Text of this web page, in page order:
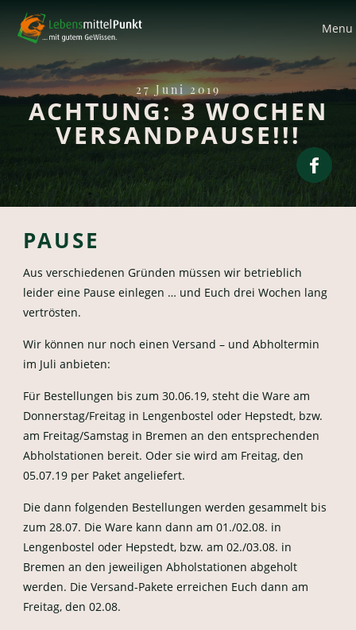
Menu
27 Juni 2019
ACHTUNG: 3 WOCHEN
VERSANDPAUSE!!!
PAUSE
Aus verschiedenen Gründen müssen wir betrieblich
leider eine Pause einlegen … und Euch drei Wochen lang
vertrösten.
Wir können nur noch einen Versand – und Abholtermin
im Juli anbieten:
Für Bestellungen bis zum 30.06.19, steht die Ware am
Donnerstag/Freitag in Lengenbostel oder Hepstedt, bzw.
am Freitag/Samstag in Bremen an den entsprechenden
Abholstationen bereit. Oder sie wird am Freitag, den
05.07.19 per Paket angeliefert.
Die dann folgenden Bestellungen werden gesammelt bis
zum 28.07. Die Ware kann dann am 01./02.08. in
Lengenbostel oder Hepstedt, bzw. am 02./03.08. in
Bremen an den jeweiligen Abholstationen abgeholt
werden. Die Versand-Pakete erreichen Euch dann am
Freitag, den 02.08.